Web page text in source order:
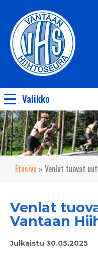
Valikko
Etusivu » Venlat tuovat
Venlat
Vantaan
Julkaistu 30.05.2025